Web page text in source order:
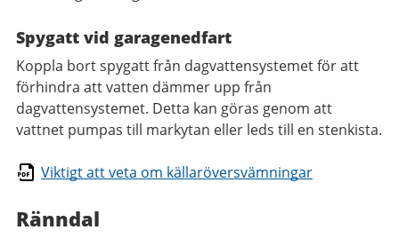
Spygatt vid garagenedfart
Koppla bort spygatt från dagvattensystemet för att
förhindra att vatten dämmer upp från
dagvattensystemet. Detta kan göras genom att
vattnet pumpas till markytan eller leds till en stenkista.
Viktigt att veta om källaröversvämningar
Ränndal